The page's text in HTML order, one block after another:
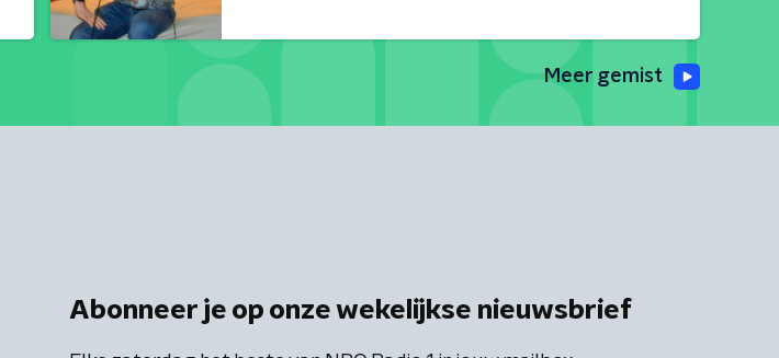
Meer gemist
Abonneer je op onze wekelijkse nieuwsbrief